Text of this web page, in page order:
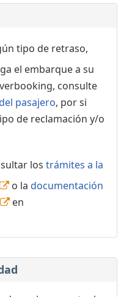
tipo de retraso,
el embarque a su
consulte
pasajero, por si
de reclamación y/o
los trámites a la
o la documentación
en